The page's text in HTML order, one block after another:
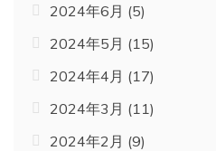
2024年6月 (5)
2024年5月 (15)
2024年4月 (17)
2024年3月 (11)
2024年2月 (9)